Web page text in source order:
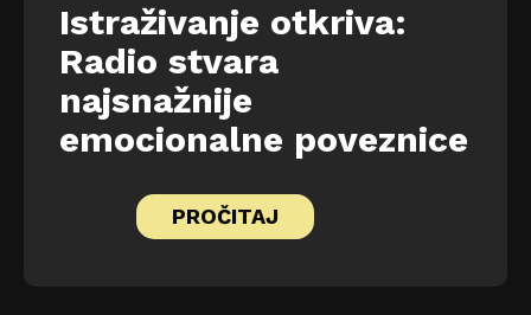
Istraživanje otkriva:
Radio stvara
najsnažnije
emocionalne poveznice
PROČITAJ